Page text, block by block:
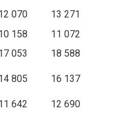
070
13 271
158
11 072
053 18 588
805 16 137
642 12 690